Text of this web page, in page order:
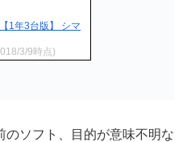
1年3台版】 シマ
3/9時点)
ソフト、目的が意味不明な